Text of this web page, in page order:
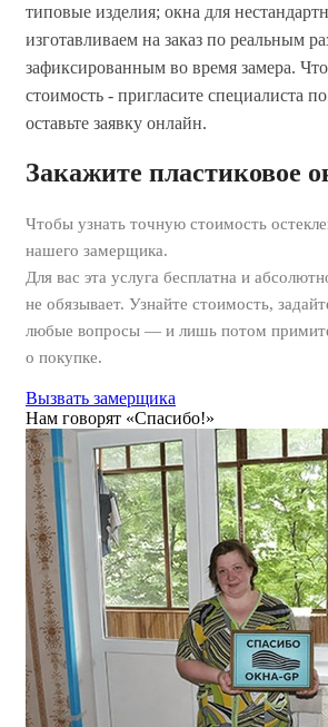
типовые изделия; окна для
изготавливаем на заказ по реальным
зафиксированным во время замера.
стоимость - пригласите специалиста
оставьте заявку онлайн.
Закажите пластиковое
Чтобы узнать точную стоимость
нашего замерщика.
Для вас эта услуга бесплатна и
не обязывает. Узнайте стоимость,
любые вопросы — и лишь потом
о покупке.
Вызвать замерщика
Нам говорят «Спасибо!»